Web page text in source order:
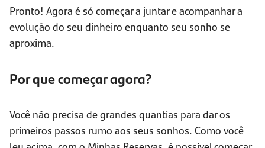
Pronto! Agora é só começar a juntar e acompanhar a
evolução do seu dinheiro enquanto seu sonho se
aproxima.
Por que começar agora?
Você não precisa de grandes quantias para dar os
primeiros passos rumo aos seus sonhos. Como você